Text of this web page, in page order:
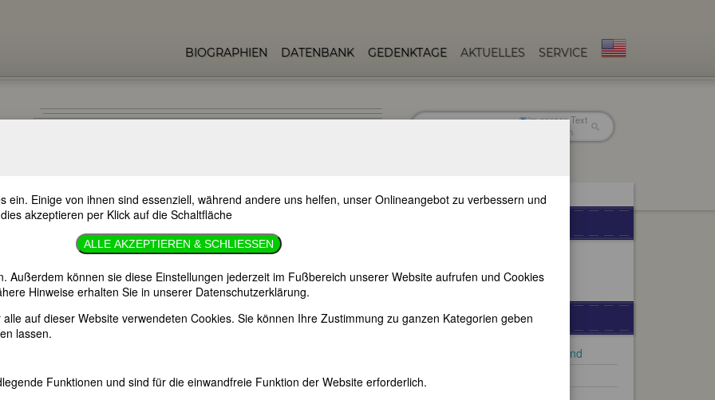
BIOGRAPHIEN DATENBANK GEDENKTAGE AKTUELLES SERVICE
im ganzen Text
nur in Titeln
FEMBIO-SPECIALS
Frauen mit DDR-Hintergrund
ein. Einige von ihnen sind essenziell, während andere uns helfen, unser Onlineangebot zu verbessern und
akzeptieren per Klick auf die Schaltfläche
ALLE AKZEPTIEREN & SCHLIESSEN
Außerdem können sie diese Einstellungen jederzeit im Fußbereich unserer Website aufrufen und Cookies
Hinweise erhalten Sie in unserer Datenschutzerklärung.
auf dieser Website verwendeten Cookies. Sie können Ihre Zustimmung zu ganzen Kategorien geben
lassen.
Funktionen und sind für die einwandfreie Funktion der Website erforderlich.